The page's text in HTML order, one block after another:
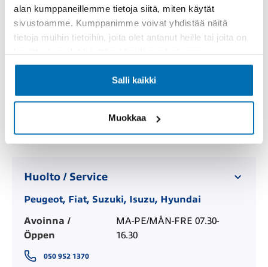
alan kumppaneillemme tietoja siitä, miten käytät
sivustoamme. Kumppanimme voivat yhdistää näitä
tietoja muihin tietoihin, joita olet antanut heille tai joita on
Salli kaikki
Muokkaa
Huolto / Service
Volkswagen, Audi, Seat, CUPRA
Öppen
16.30
Huolto / Service
Peugeot, Fiat, Suzuki, Isuzu, Hyundai
Avoinna /
Öppen
MA-PE/MÅN-FRE 07.30-
16.30
050 952 1370